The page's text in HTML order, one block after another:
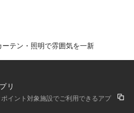
テン・照明で雰囲気を一新
リ
イント対象施設でご利用できるアプ